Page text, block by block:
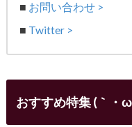
■ お問い合わせ >
■ Twitter >
おすすめ特集 (｀・ω